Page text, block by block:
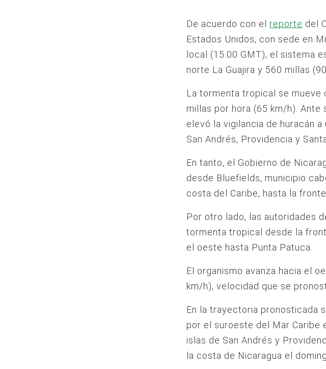
De acuerdo con el reporte del
Estados Unidos, con sede en
local (15.00 GMT), el sistema
norte La Guajira y 560 millas
La tormenta tropical se mueve
millas por hora (65 km/h). Ante
elevó la vigilancia de huracán
San Andrés, Providencia y
En tanto, el Gobierno de
desde Bluefields, municipio
costa del Caribe, hasta la
Por otro lado, las autoridades
tormenta tropical desde la
el oeste hasta Punta Patuca.
El organismo avanza hacia el
km/h), velocidad que se
En la trayectoria pronosticada
por el suroeste del Mar Caribe
islas de San Andrés y
la costa de Nicaragua el